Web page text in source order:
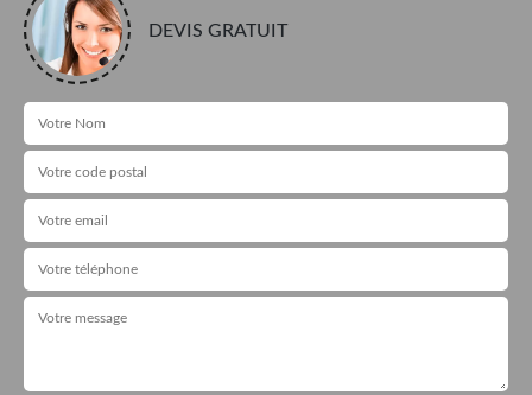
DEVIS GRATUIT